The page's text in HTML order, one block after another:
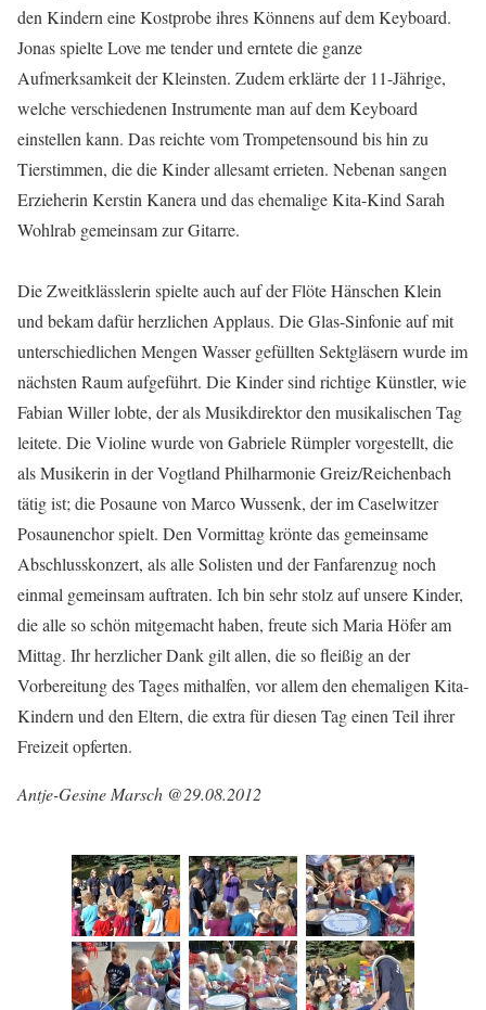
den Kindern eine Kostprobe ihres Könnens auf dem Keyboard.
Jonas spielte Love me tender und erntete die ganze
Aufmerksamkeit der Kleinsten. Zudem erklärte der 11-Jährige,
welche verschiedenen Instrumente man auf dem Keyboard
einstellen kann. Das reichte vom Trompetensound bis hin zu
Tierstimmen, die die Kinder allesamt errieten. Nebenan sangen
Erzieherin Kerstin Kanera und das ehemalige Kita-Kind Sarah
Wohlrab gemeinsam zur Gitarre.
Die Zweitklässlerin spielte auch auf der Flöte Hänschen Klein
und bekam dafür herzlichen Applaus. Die Glas-Sinfonie auf mit
unterschiedlichen Mengen Wasser gefüllten Sektgläsern wurde im
nächsten Raum aufgeführt. Die Kinder sind richtige Künstler, wie
Fabian Willer lobte, der als Musikdirektor den musikalischen Tag
leitete. Die Violine wurde von Gabriele Rümpler vorgestellt, die
als Musikerin in der Vogtland Philharmonie Greiz/Reichenbach
tätig ist; die Posaune von Marco Wussenk, der im Caselwitzer
Posaunenchor spielt. Den Vormittag krönte das gemeinsame
Abschlusskonzert, als alle Solisten und der Fanfarenzug noch
einmal gemeinsam auftraten. Ich bin sehr stolz auf unsere Kinder,
die alle so schön mitgemacht haben, freute sich Maria Höfer am
Mittag. Ihr herzlicher Dank gilt allen, die so fleißig an der
Vorbereitung des Tages mithalfen, vor allem den ehemaligen Kita-
Kindern und den Eltern, die extra für diesen Tag einen Teil ihrer
Freizeit opferten.
Antje-Gesine Marsch @29.08.2012